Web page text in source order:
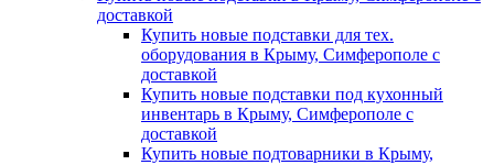
доставкой
Купить новые подставки для тех.
оборудования в Крыму, Симферополе с
доставкой
Купить новые подставки под кухонный
инвентарь в Крыму, Симферополе с
доставкой
Купить новые подтоварники в Крыму,